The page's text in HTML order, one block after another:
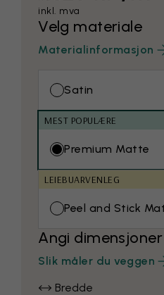
inkl. mva
Velg materiale
Materialinformasjon
Satin
MEST POPULÆRE
Premium Matte
LEIEBUARVENLEG
Peel and Stick
Angi dimensjoner
Slik måler du veggen
Bredde